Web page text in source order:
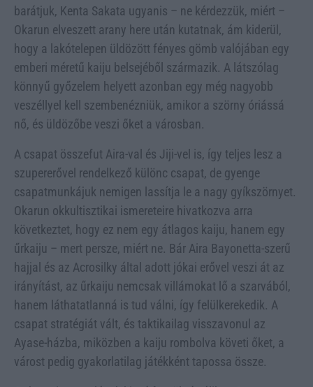
barátjuk, Kenta Sakata ugyanis – ne kérdezzük, miért –
Okarun elveszett arany here után kutatnak, ám kiderül,
hogy a lakótelepen üldözött fényes gömb valójában egy
emberi méretű kaiju belsejéből származik. A látszólag
könnyű győzelem helyett azonban egy még nagyobb
veszéllyel kell szembenézniük, amikor a szörny óriássá
nő, és üldözőbe veszi őket a városban.
A csapat összefut Aira-val és Jiji-vel is, így teljes lesz a
szupererővel rendelkező különc csapat, de gyenge
csapatmunkájuk nemigen lassítja le a nagy gyíkszörnyet.
Okarun okkultisztikai ismereteire hivatkozva arra
következtet, hogy ez nem egy átlagos kaiju, hanem egy
űrkaiju – mert persze, miért ne. Bár Aira Bayonetta-szerű
hajjal és az Acrosilky által adott jókai erővel veszi át az
irányítást, az űrkaiju nemcsak villámokat lő a szarvából,
hanem láthatatlanná is tud válni, így felülkerekedik. A
csapat stratégiát vált, és taktikailag visszavonul az
Ayase-házba, miközben a kaiju rombolva követi őket, a
várost pedig gyakorlatilag játékként tapossa össze.